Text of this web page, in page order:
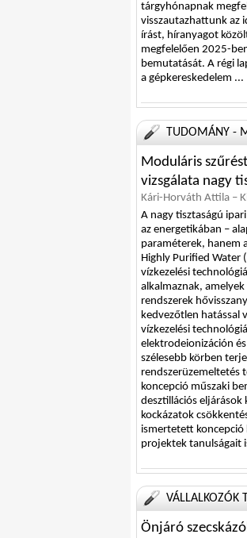
tárgyhónapnak
visszautazhattunk az
írást, híranyagot
megfelelően 2025-
bemutatását. A régi
a gépkereskedelem ...
TUDOMÁNY -
Moduláris
vizsgálata nagy
Kári-Horváth Attila –
A nagy tisztaságú
az energetikában –
paraméterek, hanem
Highly Purified Water
vízkezelési
alkalmaznak,
rendszerek
kedvezőtlen hatással
vízkezelési
elektrodeionizáción
szélesebb körben
rendszerüzemeltetés
koncepció műszaki
desztillációs eljárások
kockázatok
ismertetett koncepció
projektek tanulságait
VÁLLALKOZÓK
Önjáró